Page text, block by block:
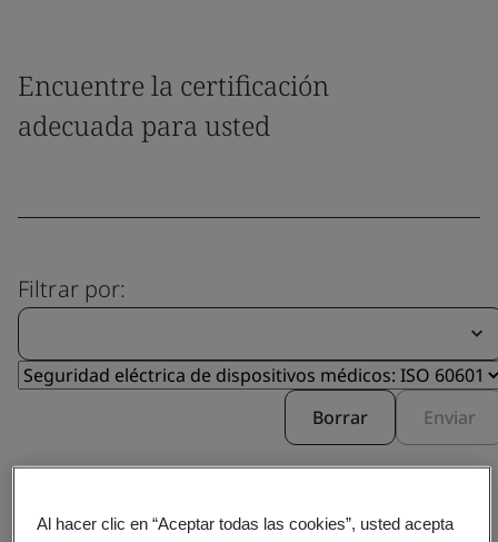
Encuentre la certificación
adecuada para usted
Filtrar por:
Borrar Enviar
Al hacer clic en “Aceptar todas las cookies”, usted acepta